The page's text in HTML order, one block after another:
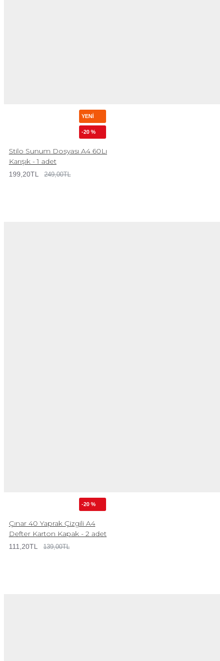
YENI
-20 %
Stilo Sunum Dosyası A4 60Lı
Karışık - 1 adet
199,20TL 249,00TL
-20 %
Çınar 40 Yaprak Çizgili A4
Defter Karton Kapak - 2 adet
111,20TL 139,00TL